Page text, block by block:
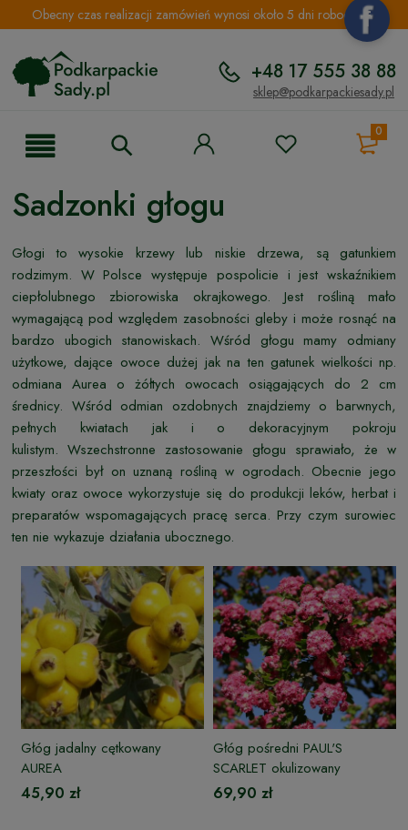
Obecny czas realizacji zamówień wynosi około 5 dni roboczych.
+48 17 555 38 88
sklep@podkarpackiesady.pl
0
Sadzonki głogu
Głogi to wysokie krzewy lub niskie drzewa, są gatunkiem
rodzimym. W Polsce występuje pospolicie i jest wskaźnikiem
ciepłolubnego zbiorowiska okrajkowego. Jest rośliną mało
wymagającą pod względem zasobności gleby i może rosnąć na
bardzo ubogich stanowiskach. Wśród głogu mamy odmiany
użytkowe, dające owoce dużej jak na ten gatunek wielkości np.
odmiana Aurea o żółtych owocach osiągających do 2 cm
średnicy. Wśród odmian ozdobnych znajdziemy o barwnych,
pełnych kwiatach jak i o dekoracyjnym pokroju
kulistym. Wszechstronne zastosowanie głogu sprawiało, że w
przeszłości był on uznaną rośliną w ogrodach. Obecnie jego
kwiaty oraz owoce wykorzystuje się do produkcji leków, herbat i
preparatów wspomagających pracę serca. Przy czym surowiec
ten nie wykazuje działania ubocznego.
Głóg jadalny cętkowany
AUREA
45,90 zł
Głóg pośredni PAUL'S
SCARLET okulizowany
69,90 zł